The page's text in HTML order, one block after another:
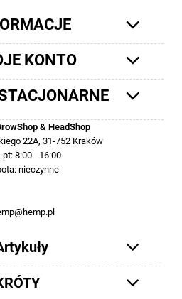
KONTO
& HeadShop
22A, 31-752 Kraków
pt: 8:00 - 16:00
nieczynne